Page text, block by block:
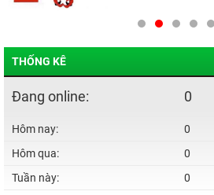
THỐNG KÊ
Đang online: 0
Hôm nay:
0
Hôm qua:
0
Tuần này:
0